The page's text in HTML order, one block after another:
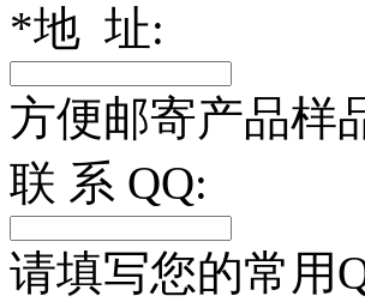
*地 址:
方便邮寄产品样
联 系 QQ:
请填写您的常用